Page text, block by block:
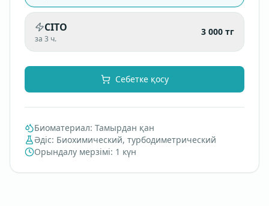
CITO
за 3 ч.
3 000 тг
Себетке қосу
Биоматериал: Тамырдан қан
Әдіс: Биохимический, турбодиметрический
Орындалу мерзімі: 1 күн